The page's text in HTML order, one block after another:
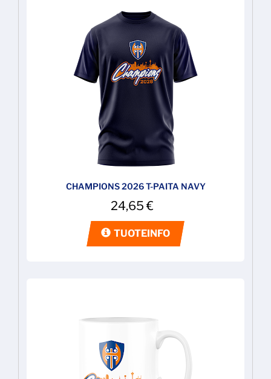
CHAMPIONS 2026 T-PAITA NAVY
24,65€
TUOTEINFO